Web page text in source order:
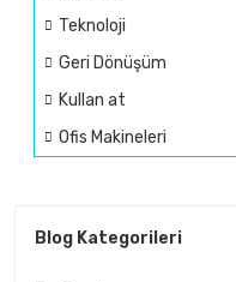
Teknoloji
Geri Dönüşüm
Kullan at
Ofis Makineleri
Blog Kategorileri